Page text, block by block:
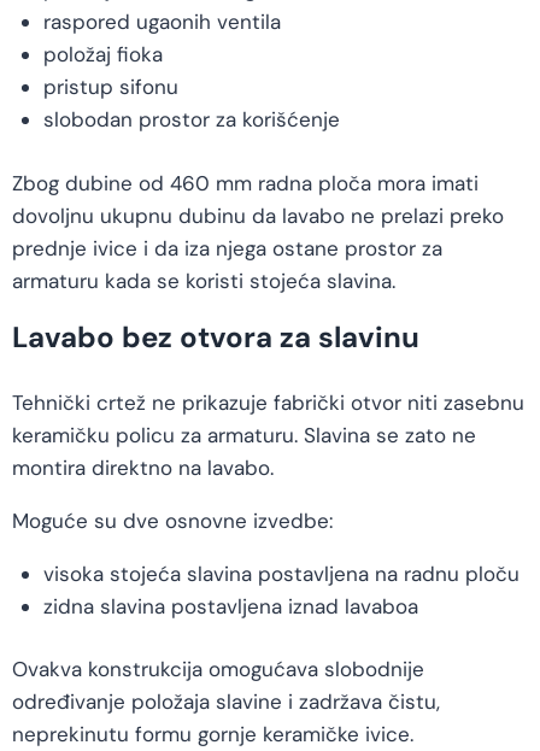
raspored ugaonih ventila
položaj fioka
pristup sifonu
slobodan prostor za korišćenje
Zbog dubine od 460 mm radna ploča mora imati
dovoljnu ukupnu dubinu da lavabo ne prelazi preko
prednje ivice i da iza njega ostane prostor za
armaturu kada se koristi stojeća slavina.
Lavabo bez otvora za slavinu
Tehnički crtež ne prikazuje fabrički otvor niti zasebnu
keramičku policu za armaturu. Slavina se zato ne
montira direktno na lavabo.
Moguće su dve osnovne izvedbe:
visoka stojeća slavina postavljena na radnu ploču
zidna slavina postavljena iznad lavaboa
Ovakva konstrukcija omogućava slobodnije
određivanje položaja slavine i zadržava čistu,
neprekinutu formu gornje keramičke ivice.